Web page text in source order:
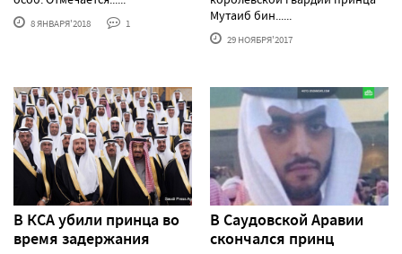
8 ЯНВАРЯ'2018 1
Мутаиб бин......
29 НОЯБРЯ'2017
В КСА убили принца во
время задержания
В Саудовской Аравии
скончался принц